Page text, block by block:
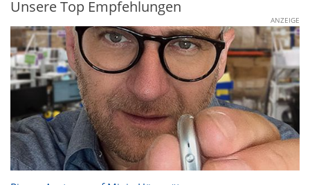
Unsere Top Empfehlungen
ANZEIGE